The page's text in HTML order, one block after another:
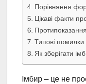
Порівняння
Цікаві факти
Типові помилки
Як зберігати
Імбир – це не